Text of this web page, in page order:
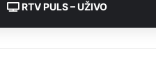
RTV PULS – UŽIVO